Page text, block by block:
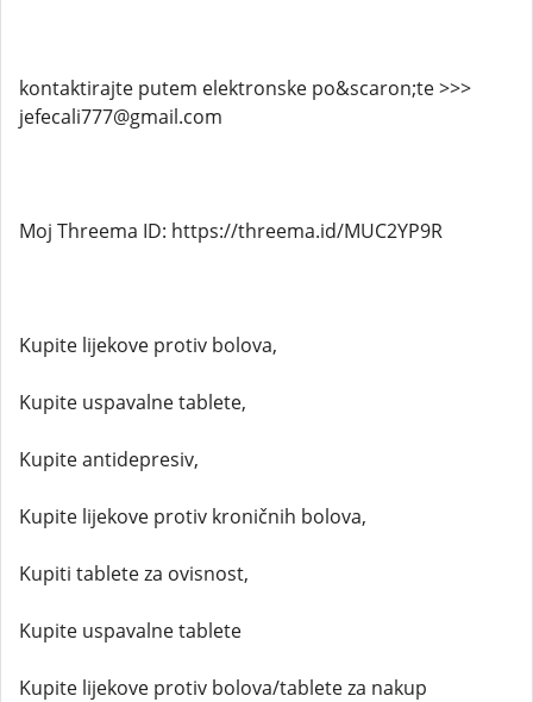
kontaktirajte putem elektronske po&scaron;te >>>
jefecali777@gmail.com
Moj Threema ID: https://threema.id/MUC2YP9R
Kupite lijekove protiv bolova,
Kupite uspavalne tablete,
Kupite antidepresiv,
Kupite lijekove protiv kroničnih bolova,
Kupiti tablete za ovisnost,
Kupite uspavalne tablete
Kupite lijekove protiv bolova/tablete za nakup